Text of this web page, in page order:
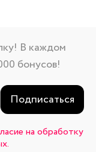
В каждом
бонусов!
Подписаться
на обработку